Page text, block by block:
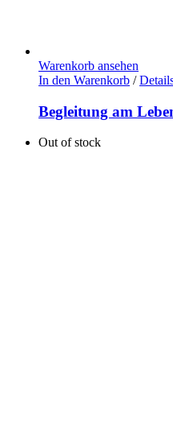
Warenkorb ansehen
In den Warenkorb /
Begleitung am
Out of stock